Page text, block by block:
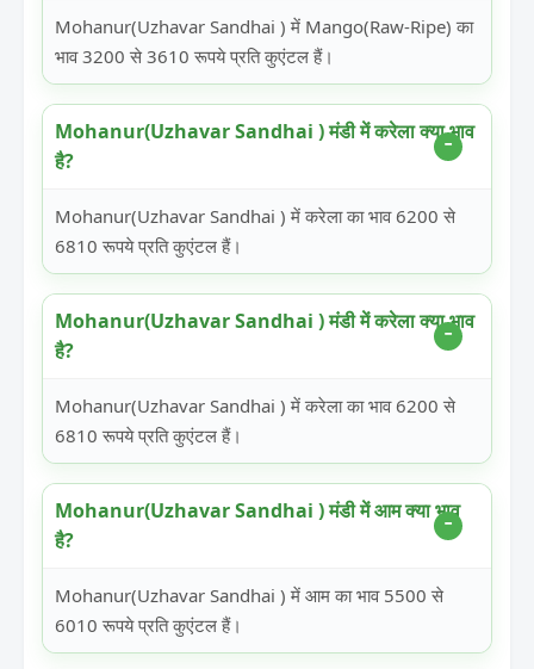
Mohanur(Uzhavar Sandhai ) में Mango(Raw-Ripe) का
भाव 3200 से 3610 रूपये प्रति कुएंटल हैं।
Mohanur(Uzhavar Sandhai ) मंडी में करेला क्या भाव
है?
Mohanur(Uzhavar Sandhai ) में करेला का भाव 6200 से
6810 रूपये प्रति कुएंटल हैं।
Mohanur(Uzhavar Sandhai ) मंडी में करेला क्या भाव
है?
Mohanur(Uzhavar Sandhai ) में करेला का भाव 6200 से
6810 रूपये प्रति कुएंटल हैं।
Mohanur(Uzhavar Sandhai ) मंडी में आम क्या भाव
है?
Mohanur(Uzhavar Sandhai ) में आम का भाव 5500 से
6010 रूपये प्रति कुएंटल हैं।